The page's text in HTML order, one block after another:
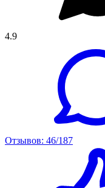
4.9
Отзывов: 46/187